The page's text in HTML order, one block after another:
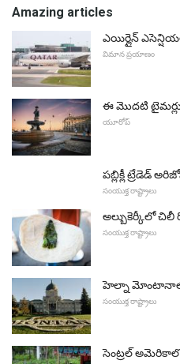
Amazing articles
ఎయిర్లైన్
విమాన ప్రయాణం
ఈ మొదటి టైమర్లు
యూరోప్
పబ్లిక్లీ ట్రేడెడ్
సంయుక్త రాష్ట్రాలు
అల్బుకెర్కీలో చిలీ
సంయుక్త రాష్ట్రాలు
హెల్నా మోంటానాలో
సంయుక్త రాష్ట్రాలు
సెంట్రల్